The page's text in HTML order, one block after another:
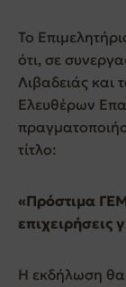
Το
ότι, σε
Λιβαδειάς και
Ελευθέρων
τίτλο:
«Πρόστιμα
επιχειρήσεις
Η εκδήλωση θα